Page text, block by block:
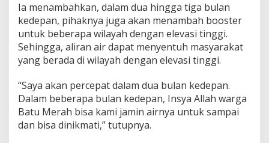
Ia menambahkan, dalam dua hingga tiga bulan
kedepan, pihaknya juga akan menambah booster
untuk beberapa wilayah dengan elevasi tinggi.
Sehingga, aliran air dapat menyentuh masyarakat
yang berada di wilayah dengan elevasi tinggi.
“Saya akan percepat dalam dua bulan kedepan.
Dalam beberapa bulan kedepan, Insya Allah warga
Batu Merah bisa kami jamin airnya untuk sampai
dan bisa dinikmati,” tutupnya.